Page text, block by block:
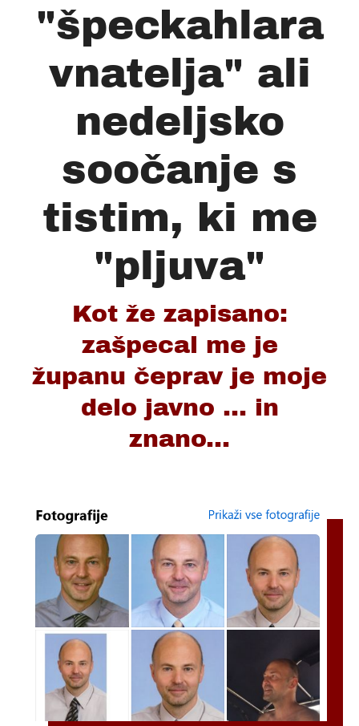
"špeckahlara
vnatelja" ali
nedeljsko
soočanje s
tistim, ki me
"pljuva"
Kot že zapisano:
zašpecal me je
županu čeprav je moje
delo javno ... in
znano...